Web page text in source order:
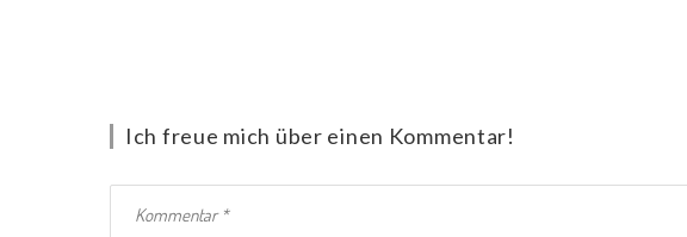
Ich freue mich über einen Kommentar!